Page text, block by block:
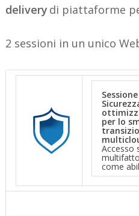
delivery di piattaforme
2 sessioni in un unico
Sessione
per lo
Accesso
come